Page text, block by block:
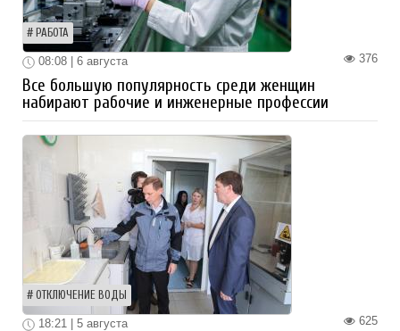
РАБОТА
376
08:08 | 6 августа
Все большую популярность среди женщин
набирают рабочие и инженерные профессии
ОТКЛЮЧЕНИЕ ВОДЫ
625
18:21 | 5 августа